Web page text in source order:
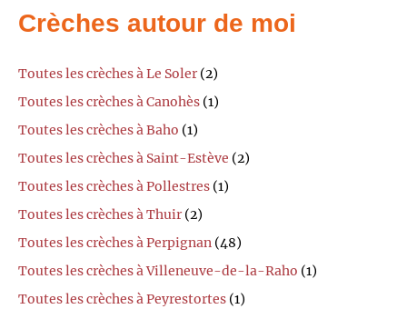
Crèches autour de moi
Toutes les crèches à Le Soler (2)
Toutes les crèches à Canohès (1)
Toutes les crèches à Baho (1)
Toutes les crèches à Saint-Estève (2)
Toutes les crèches à Pollestres (1)
Toutes les crèches à Thuir (2)
Toutes les crèches à Perpignan (48)
Toutes les crèches à Villeneuve-de-la-Raho (1)
Toutes les crèches à Peyrestortes (1)